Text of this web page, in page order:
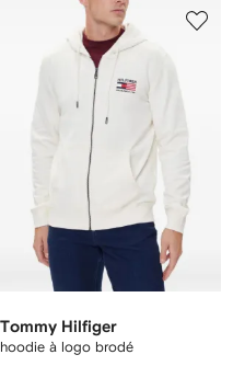
Tommy Hilfiger
hoodie à logo brodé